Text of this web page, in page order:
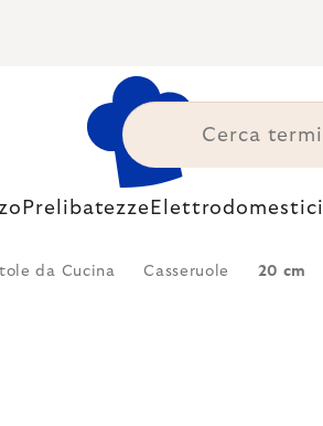
Prelibatezze Elettrodomestici
da Cucina Casseruole 20 cm